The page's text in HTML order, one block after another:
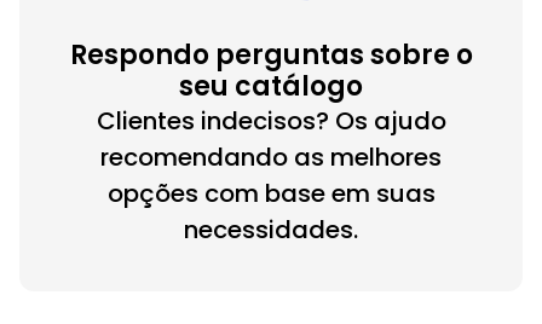
Respondo perguntas sobre o
seu catálogo
Clientes indecisos? Os ajudo
recomendando as melhores
opções com base em suas
necessidades.